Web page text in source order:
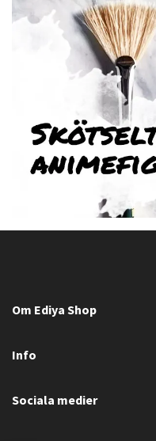
Om Ediya Shop
Info
Sociala medier